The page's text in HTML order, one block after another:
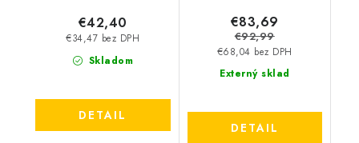
Skladom
€34,47 bez DPH
€42,40
DETAIL
Externý sklad
€68,04 bez DPH
€83,69
€92,99
DETAIL